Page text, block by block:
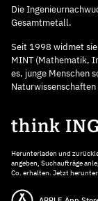
Die
Gesamtmetall.
Seit 1998 widmet
MINT (Mathematik,
es, junge Menschen
think
Herunterladen und
angeben, Suchaufträge
Co. erhalten. Jetzt